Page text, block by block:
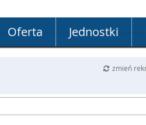
Oferta Jednostki
zmień